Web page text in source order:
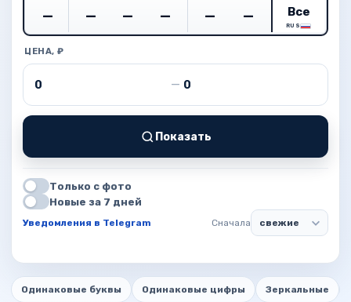
RUS
ЦЕНА, ₽
Цена от — Цена до
Показать
Только с фото
Новые за 7 дней
Уведомления в Telegram Сначала
Одинаковые буквы Одинаковые цифры Зеркальные